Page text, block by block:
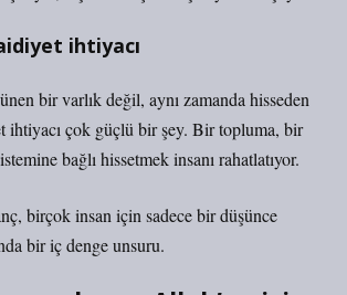
ihtiyacı
bir varlık değil, aynı zamanda hisseden
ihtiyacı çok güçlü bir şey. Bir topluma, bir
bağlı hissetmek insanı rahatlatıyor.
birçok insan için sadece bir düşünce
bir iç denge unsuru.